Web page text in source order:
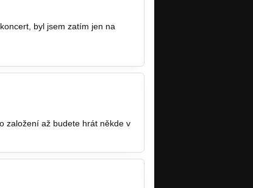
byl jsem zatím jen na
založení až budete hrát někde v